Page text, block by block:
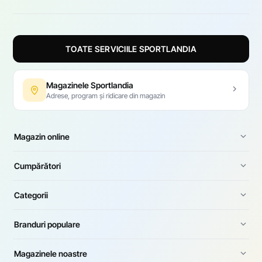
TOATE SERVICIILE SPORTLANDIA
Magazinele Sportlandia
Adrese, program și ridicare din magazin
Magazin online
Cumpărători
Categorii
Branduri populare
Magazinele noastre